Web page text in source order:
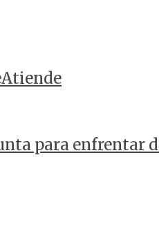
para enfrentar